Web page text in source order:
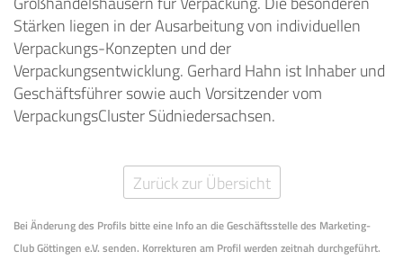
Stärken liegen in der Ausarbeitung von individuellen
Verpackungs-Konzepten und der
Verpackungsentwicklung. Gerhard Hahn ist Inhaber und
Geschäftsführer sowie auch Vorsitzender vom
VerpackungsCluster Südniedersachsen.
Zurück zur Übersicht
Bei Änderung des Profils bitte eine Info an die Geschäftsstelle des Marketing-
Club Göttingen e.V. senden. Korrekturen am Profil werden zeitnah durchgeführt.